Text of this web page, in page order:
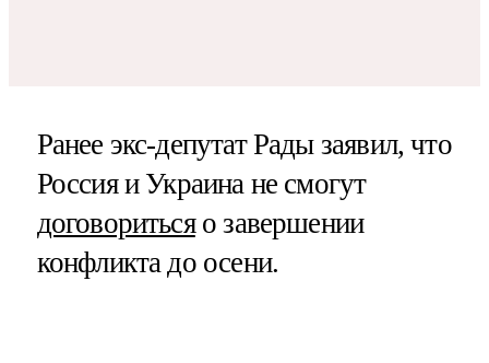
Ранее экс-депутат Рады заявил, что
Россия и Украина не смогут
договоритьсяо завершении
конфликта до осени.